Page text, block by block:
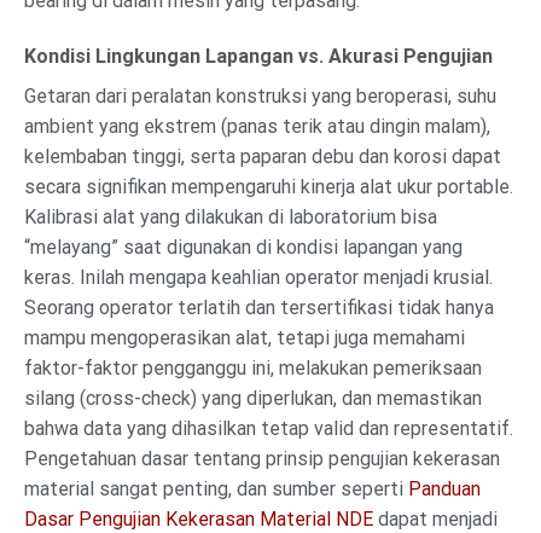
Kondisi Lingkungan Lapangan vs. Akurasi Pengujian
Getaran dari peralatan konstruksi yang beroperasi, suhu
ambient yang ekstrem (panas terik atau dingin malam),
kelembaban tinggi, serta paparan debu dan korosi dapat
secara signifikan mempengaruhi kinerja alat ukur portable.
Kalibrasi alat yang dilakukan di laboratorium bisa
“melayang” saat digunakan di kondisi lapangan yang
keras. Inilah mengapa keahlian operator menjadi krusial.
Seorang operator terlatih dan tersertifikasi tidak hanya
mampu mengoperasikan alat, tetapi juga memahami
faktor-faktor pengganggu ini, melakukan pemeriksaan
silang (cross-check) yang diperlukan, dan memastikan
bahwa data yang dihasilkan tetap valid dan representatif.
Pengetahuan dasar tentang prinsip pengujian kekerasan
material sangat penting, dan sumber seperti Panduan
Dasar Pengujian Kekerasan Material NDE dapat menjadi